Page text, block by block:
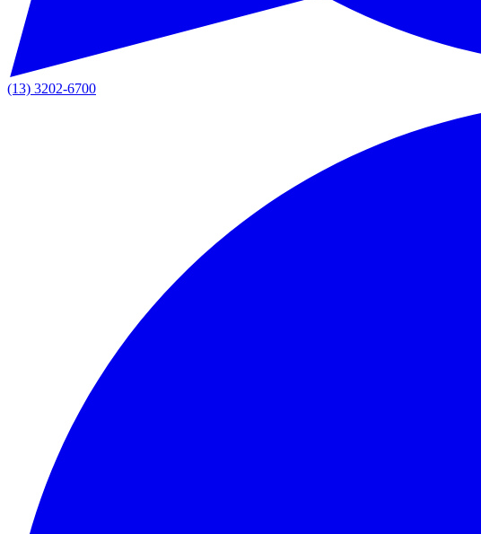
(13) 3202-6700